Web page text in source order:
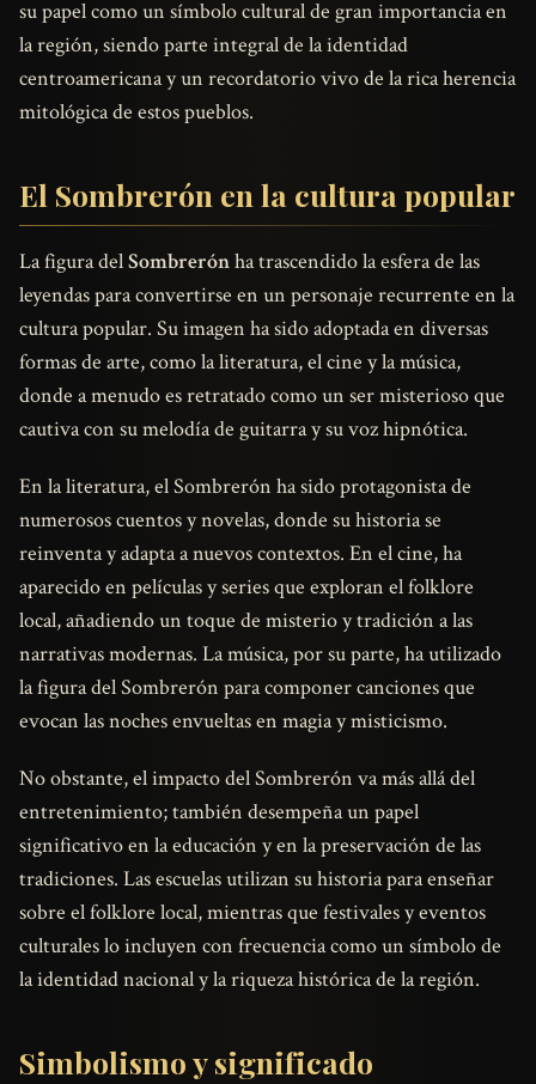
su papel como un símbolo cultural de gran importancia en
la región, siendo parte integral de la identidad
centroamericana y un recordatorio vivo de la rica herencia
mitológica de estos pueblos.
El Sombrerón en la cultura popular
La figura delSombrerónha trascendido la esfera de las
leyendas para convertirse en un personaje recurrente en la
cultura popular. Su imagen ha sido adoptada en diversas
formas de arte, como la literatura, el cine y la música,
donde a menudo es retratado como un ser misterioso que
cautiva con su melodía de guitarra y su voz hipnótica.
En la literatura, el Sombrerón ha sido protagonista de
numerosos cuentos y novelas, donde su historia se
reinventa y adapta a nuevos contextos. En el cine, ha
aparecido en películas y series que exploran el folklore
local, añadiendo un toque de misterio y tradición a las
narrativas modernas. La música, por su parte, ha utilizado
la figura del Sombrerón para componer canciones que
evocan las noches envueltas en magia y misticismo.
No obstante, el impacto del Sombrerón va más allá del
entretenimiento; también desempeña un papel
significativo en la educación y en la preservación de las
tradiciones. Las escuelas utilizan su historia para enseñar
sobre el folklore local, mientras que festivales y eventos
culturales lo incluyen con frecuencia como un símbolo de
la identidad nacional y la riqueza histórica de la región.
Simbolismo y significado